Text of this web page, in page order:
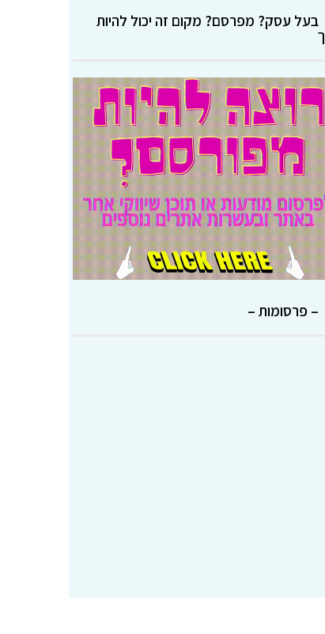
בעל עסק? מפרסם? מקום זה יכול להיות
– פרסומות –